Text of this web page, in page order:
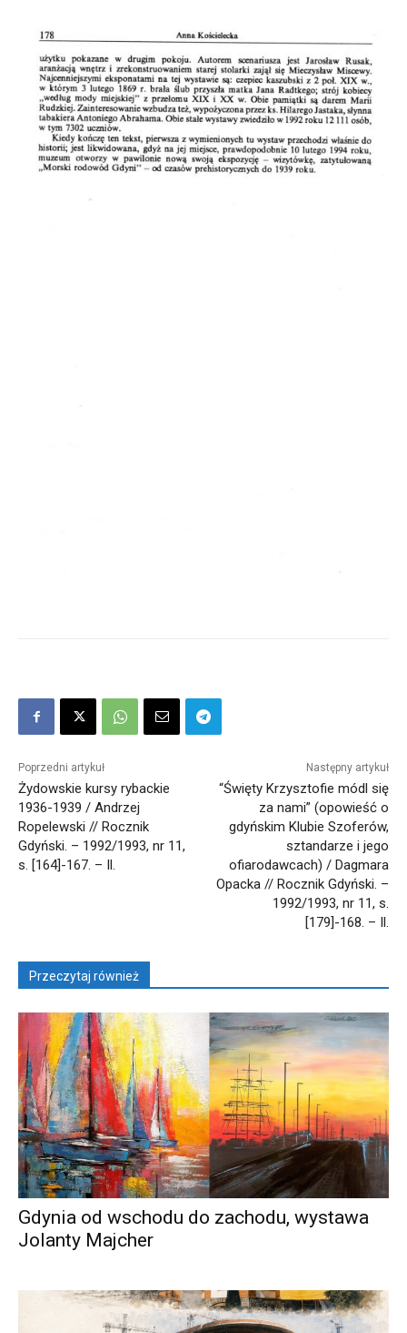
Poprzedni artykuł
Żydowskie kursy rybackie
1936-1939 / Andrzej
Ropelewski // Rocznik
Gdyński. – 1992/1993, nr 11,
s. [164]-167. – Il.
Następny artykuł
“Święty Krzysztofie módl się
za nami” (opowieść o
gdyńskim Klubie Szoferów,
sztandarze i jego
ofiarodawcach) / Dagmara
Opacka // Rocznik Gdyński. –
1992/1993, nr 11, s.
[179]-168. – Il.
Przeczytaj również
Gdynia od wschodu do zachodu, wystawa
Jolanty Majcher